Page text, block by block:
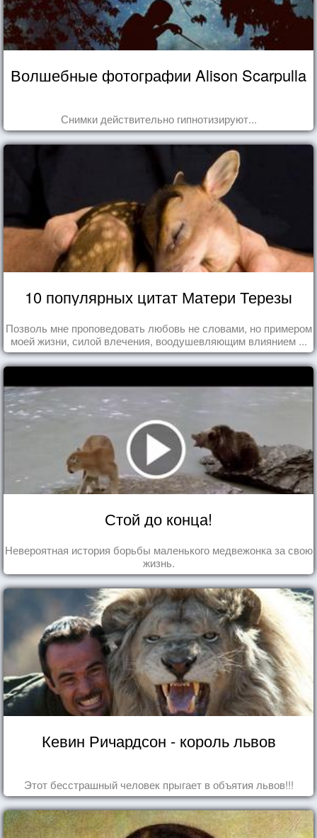
Волшебные фотографии Alison Scarpulla
Снимки действительно гипнотизируют...
10 популярных цитат Матери Терезы
Позволь мне проповедовать любовь не словами, но примером
моей жизни, силой влечения, воодушевляющим влиянием ...
Стой до конца!
Невероятная история борьбы маленького медвежонка за свою
жизнь.
Кевин Ричардсон - король львов
Этот бесстрашный человек прыгает в объятия львов!!!